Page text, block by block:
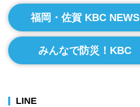
福岡・佐賀 KBC NEWS
みんなで防災！KBC
LINE